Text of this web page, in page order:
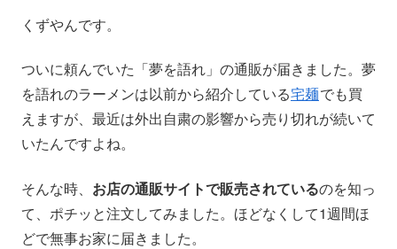
くずやんです。
ついに頼んでいた「夢を語れ」の通販が届きました。夢
を語れのラーメンは以前から紹介している宅麺でも買
えますが、最近は外出自粛の影響から売り切れが続いて
いたんですよね。
そんな時、 お店の通販サイトで販売されているのを知っ
て、ポチッと注文してみました。ほどなくして1週間ほ
どで無事お家に届きました。